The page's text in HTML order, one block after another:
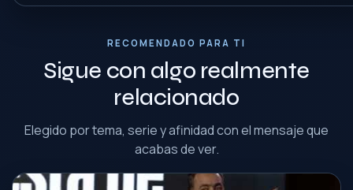
RECOMENDADO PARA TI
Sigue con algo realmente
relacionado
Elegido por tema, serie y afinidad con el mensaje que
acabas de ver.